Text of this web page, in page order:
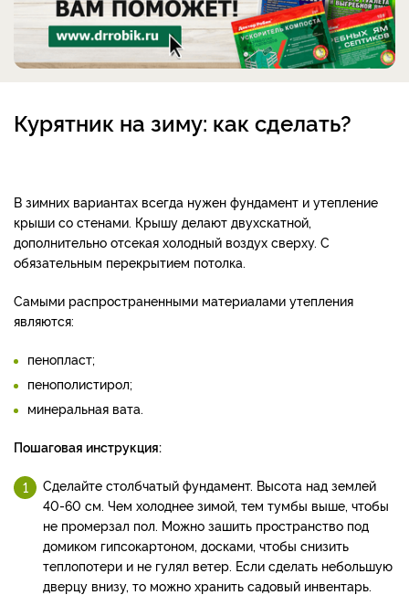
Курятник на зиму: как сделать?
В зимних вариантах всегда нужен фундамент и утепление
крыши со стенами. Крышу делают двухскатной,
дополнительно отсекая холодный воздух сверху. С
обязательным перекрытием потолка.
Самыми распространенными материалами утепления
являются:
пенопласт;
пенополистирол;
минеральная вата.
Пошаговая инструкция:
Сделайте столбчатый фундамент. Высота над землей
40-60 см. Чем холоднее зимой, тем тумбы выше, чтобы
не промерзал пол. Можно зашить пространство под
домиком гипсокартоном, досками, чтобы снизить
теплопотери и не гулял ветер. Если сделать небольшую
дверцу внизу, то можно хранить садовый инвентарь.